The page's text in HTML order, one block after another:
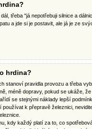
třeba "já nepotřebuji silnice a
a jde si je postavit, ale já je ze
hrdina?
stanoví pravidla provozu a třeba
méně dopravy, pokud se ukáže,
se stejnými náklady lepší
používat k přepravě železnici,
kdy každý platí za to, co